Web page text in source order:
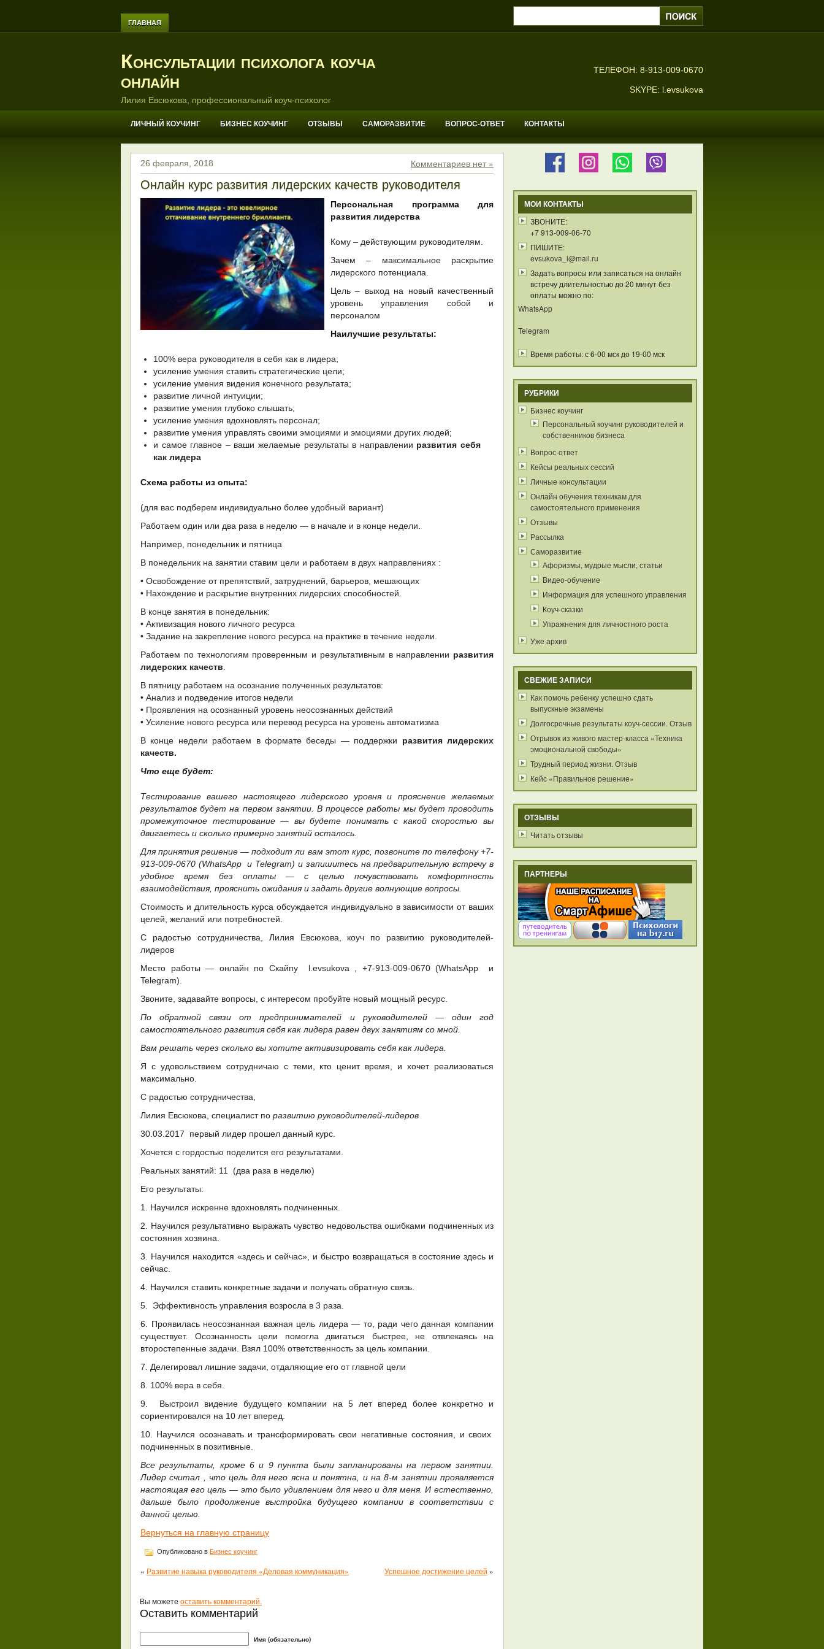
ГЛАВНАЯ
Консультации психолога коуча
онлайн
Лилия Евсюкова, профессиональный коуч-психолог
ТЕЛЕФОН: 8-913-009-0670
SKYPE: l.evsukova
ЛИЧНЫЙ КОУЧИНГ БИЗНЕС КОУЧИНГ ОТЗЫВЫ САМОРАЗВИТИЕ ВОПРОС-ОТВЕТ КОНТАКТЫ
26 февраля, 2018 Комментариев нет »
Онлайн курс развития лидерских качеств руководителя
Персональная программа для
развития лидерства
Кому – действующим руководителям.
Зачем – максимальное раскрытие
лидерского потенциала.
Цель – выход на новый качественный
уровень управления собой и
персоналом
Наилучшие результаты:
100% вера руководителя в себя как в лидера;
усиление умения ставить стратегические цели;
усиление умения видения конечного результата;
развитие личной интуиции;
развитие умения глубоко слышать;
усиление умения вдохновлять персонал;
развитие умения управлять своими эмоциями и эмоциями других людей;
и самое главное – ваши желаемые результаты в направлении развития себя
как лидера
Схема работы из опыта:
(для вас подберем индивидуально более удобный вариант)
Работаем один или два раза в неделю — в начале и в конце недели.
Например, понедельник и пятница
В понедельник на занятии ставим цели и работаем в двух направлениях :
• Освобождение от препятствий, затруднений, барьеров, мешающих
• Нахождение и раскрытие внутренних лидерских способностей.
В конце занятия в понедельник:
• Активизация нового личного ресурса
• Задание на закрепление нового ресурса на практике в течение недели.
Работаем по технологиям проверенным и результативным в направлении развития
лидерских качеств
В пятницу работаем на осознание полученных результатов:
• Анализ и подведение итогов недели
• Проявления на осознанный уровень неосознанных действий
• Усиление нового ресурса или перевод ресурса на уровень автоматизма
В конце недели работаем в формате беседы — поддержки развития лидерских
качеств.
Что еще будет:
Тестирование вашего настоящего лидерского уровня и прояснение желаемых
результатов будет на первом занятии. В процессе работы мы будет проводить
промежуточное тестирование — вы будете понимать с какой скоростью вы
двигаетесь и сколько примерно занятий осталось.
Для принятия решение — подходит ли вам этот курс, позвоните по телефону +7-
913-009-0670 (WhatsApp и Telegram) и запишитесь на предварительную встречу в
удобное время без оплаты — с целью почувствовать комфортность
взаимодействия, прояснить ожидания и задать другие волнующие вопросы.
Стоимость и длительность курса обсуждается индивидуально в зависимости от ваших
целей, желаний или потребностей.
С радостью сотрудничества, Лилия Евсюкова, коуч по развитию руководителей-
лидеров
Место работы — онлайн по Скайпу l.evsukova , +7-913-009-0670 (WhatsApp и
Telegram).
Звоните, задавайте вопросы, с интересом пробуйте новый мощный ресурс.
По обратной связи от предпринимателей и руководителей — один год
самостоятельного развития себя как лидера равен двух занятиям со мной.
Вам решать через сколько вы хотите активизировать себя как лидера.
Я с удовольствием сотрудничаю с теми, кто ценит время, и хочет реализоваться
максимально.
С радостью сотрудничества,
Лилия Евсюкова, специалист по развитию руководителей-лидеров
30.03.2017 первый лидер прошел данный курс.
Хочется с гордостью поделится его результатами.
Реальных занятий: 11 (два раза в неделю)
Его результаты:
1. Научился искренне вдохновлять подчиненных.
2. Научился результативно выражать чувство недовольства ошибками подчиненных из
состояния хозяина.
3. Научился находится «здесь и сейчас», и быстро возвращаться в состояние здесь и
сейчас.
4. Научился ставить конкретные задачи и получать обратную связь.
5. Эффективность управления возросла в 3 раза.
6. Проявилась неосознанная важная цель лидера — то, ради чего данная компании
существует. Осознанность цели помогла двигаться быстрее, не отвлекаясь на
второстепенные задачи. Взял 100% ответственность за цель компании.
7. Делегировал лишние задачи, отдаляющие его от главной цели
8. 100% вера в себя.
9. Выстроил видение будущего компании на 5 лет вперед более конкретно и
сориентировался на 10 лет вперед.
10. Научился осознавать и трансформировать свои негативные состояния, и своих
подчиненных в позитивные.
Все результаты, кроме 6 и 9 пункта были запланированы на первом занятии.
Лидер считал , что цель для него ясна и понятна, и на 8-м занятии проявляется
настоящая его цель — это было удивлением для него и для меня. И естественно,
дальше было продолжение выстройка будущего компании в соответствии с
данной целью.
Вернуться на главную страницу
Опубликовано в Бизнес коучинг
« Развитие навыка руководителя «Деловая коммуникация» Успешное достижение целей »
Вы можете оставить комментарий.
Оставить комментарий
Имя (обязательно)
МОИ КОНТАКТЫ
ЗВОНИТЕ:
+7 913-009-06-70
ПИШИТЕ:
evsukova_l@mail.ru
Задать вопросы или записаться на онлайн
встречу длительностью до 20 минут без
оплаты можно по:
WhatsApp
Telegram
Время работы: с 6-00 мск до 19-00 мск
РУБРИКИ
Бизнес коучинг
Персональный коучинг руководителей и
собственников бизнеса
Вопрос-ответ
Кейсы реальных сессий
Личные консультации
Онлайн обучения техникам для
самостоятельного применения
Отзывы
Рассылка
Саморазвитие
Афоризмы, мудрые мысли, статьи
Видео-обучение
Информация для успешного управления
Коуч-сказки
Упражнения для личностного роста
Уже архив
СВЕЖИЕ ЗАПИСИ
Как помочь ребенку успешно сдать
выпускные экзамены
Долгосрочные результаты коуч-сессии. Отзыв
Отрывок из живого мастер-класса «Техника
эмоциональной свободы»
Трудный период жизни. Отзыв
Кейс «Правильное решение»
ОТЗЫВЫ
Читать отзывы
ПАРТНЕРЫ